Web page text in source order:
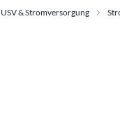
USV & Stromversorgung